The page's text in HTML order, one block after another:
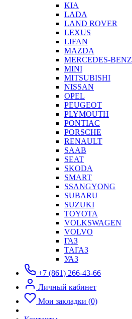
KIA
LADA
LAND ROVER
LEXUS
LIFAN
MAZDA
MERCEDES-BENZ
MINI
MITSUBISHI
NISSAN
OPEL
PEUGEOT
PLYMOUTH
PONTIAC
PORSCHE
RENAULT
SAAB
SEAT
SKODA
SMART
SSANGYONG
SUBARU
SUZUKI
TOYOTA
VOLKSWAGEN
VOLVO
ГАЗ
ТАГАЗ
УАЗ
+7 (861) 266-43-66
Личный кабинет
Мои закладки (0)